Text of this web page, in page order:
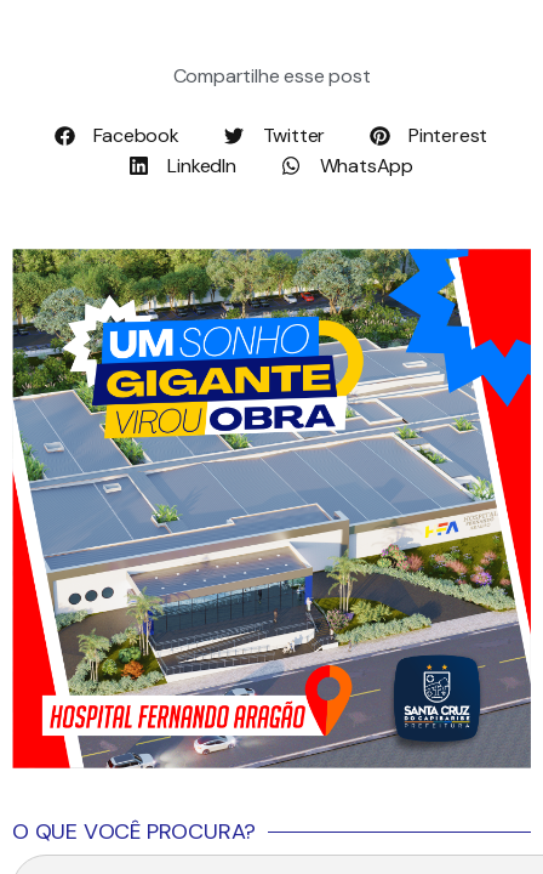
Compartilhe esse post
Facebook Twitter
Pinterest
LinkedIn
WhatsApp
O QUE VOCÊ PROCURA?